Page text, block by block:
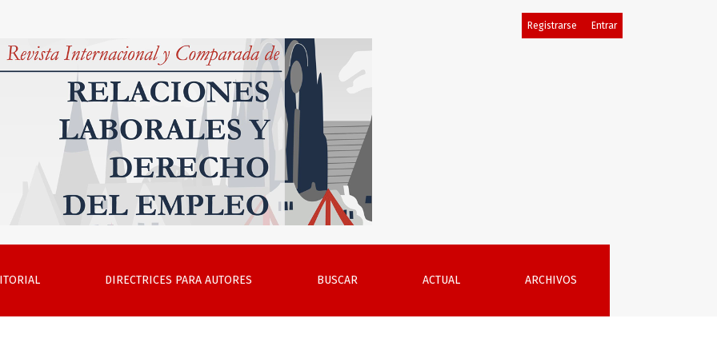
DIRECTRICES PARA AUTORES BUSCAR ACTUAL ARCHIVOS
Registrarse Entrar